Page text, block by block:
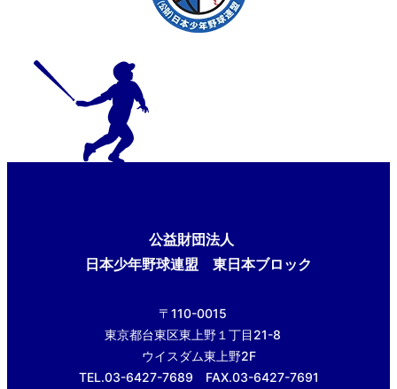
公益財団法人
日本少年野球連盟 東日本ブロック
〒110-0015
東京都台東区東上野１丁目21-8
ウイスダム東上野2F
TEL.03-6427-7689 FAX.03-6427-7691